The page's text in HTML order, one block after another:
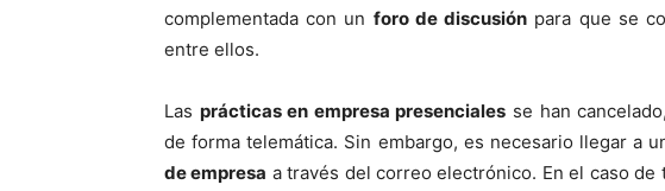
complementada con un foro de discusión para que se
entre ellos.
Las prácticas en empresa presenciales se han
de forma telemática. Sin embargo, es necesario llegar a
de empresa a través del correo electrónico. En el caso